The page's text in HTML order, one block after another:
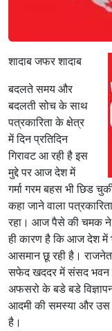
को
व
सा
य
ब
ना
दि
शादाब जफर शादाब
बदलते समय और
बदलती सोच के साथ
पत्रकारिता के क्षेत्र
में दिन प्रतिदिन
गिरावट आ रही है इस
मुद्दे पर आज देश में
गर्मा गरम बहस भी छिड
कहा जाने वाला
रहा। आज पैसे की चमक ने
ही कारण है कि आज देश में
आसमान छू रही है।
सफेद खददर में संसद भवन
अफसरो के बडे बडे
आदमी की समस्या और उस
है।